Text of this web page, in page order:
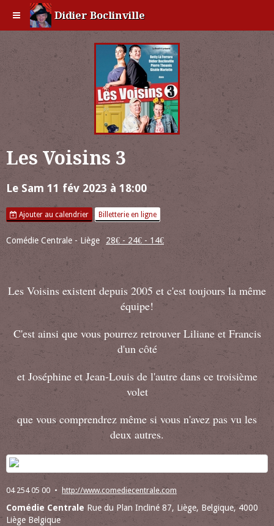
Didier Boclinville
Les Voisins 3
Le Sam 11 fév 2023 à 18:00
Ajouter au calendrier Billetterie en ligne
Comédie Centrale - Liège 28€ - 24€ - 14€
Les Voisins existent depuis 2005 et c'est toujours la même
équipe!
C'est ainsi que vous pourrez retrouver Liliane et Francis
d'un côté
et Joséphine et Jean-Louis de l'autre dans ce troisième
volet
que vous comprendrez même si vous n'avez pas vu les
deux autres.
04 254 05 00 http://www.comediecentrale.com
Comédie Centrale Rue du Plan Incliné 87, Liège, Belgique, 4000
Liège Belgique